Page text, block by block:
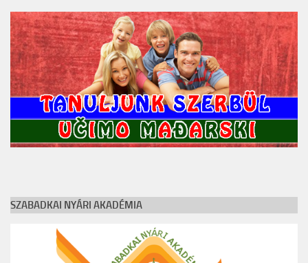
SZABADKAI NYÁRI AKADÉMIA